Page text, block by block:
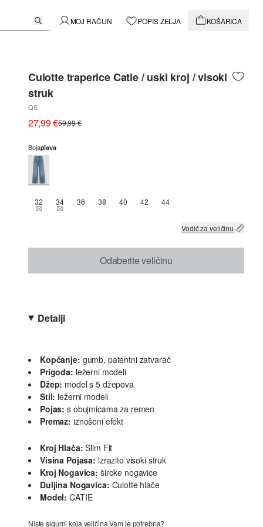
MOJ RAČUN POPIS ŽELJA KOŠARICA
Culotte traperice Catie / uski kroj / visoki
struk
QS
27,99 €59,99 €
Bojaplava
32THIS SIZE IS CURRENTLY OUT OF STOCK
34THIS SIZE IS CURRENTLY OUT OF STOCK
36 38 40 42 44
Vodič za veličinu
Odaberite veličinu
Detalji
Kopčanje: gumb, patentni zatvarač
Prigoda: ležerni modeli
Džep: model s 5 džepova
Stil: ležerni modeli
Pojas: s obujmicama za remen
Premaz: iznošeni efekt
Kroj Hlača: Slim Fit
Visina Pojasa: izrazito visoki struk
Kroj Nogavica: široke nogavice
Duljina Nogavica: Culotte hlače
Model: CATIE
Niste sigurni koja veličina Vam je potrebna?